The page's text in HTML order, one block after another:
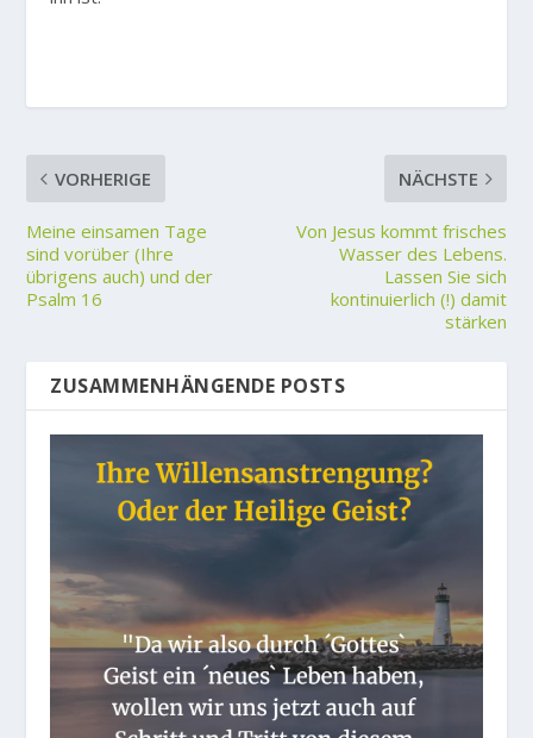
VORHERIGE
Meine einsamen Tage
sind vorüber (Ihre
übrigens auch) und der
Psalm 16
NÄCHSTE
Von Jesus kommt frisches
Wasser des Lebens.
Lassen Sie sich
kontinuierlich (!) damit
stärken
ZUSAMMENHÄNGENDE POSTS